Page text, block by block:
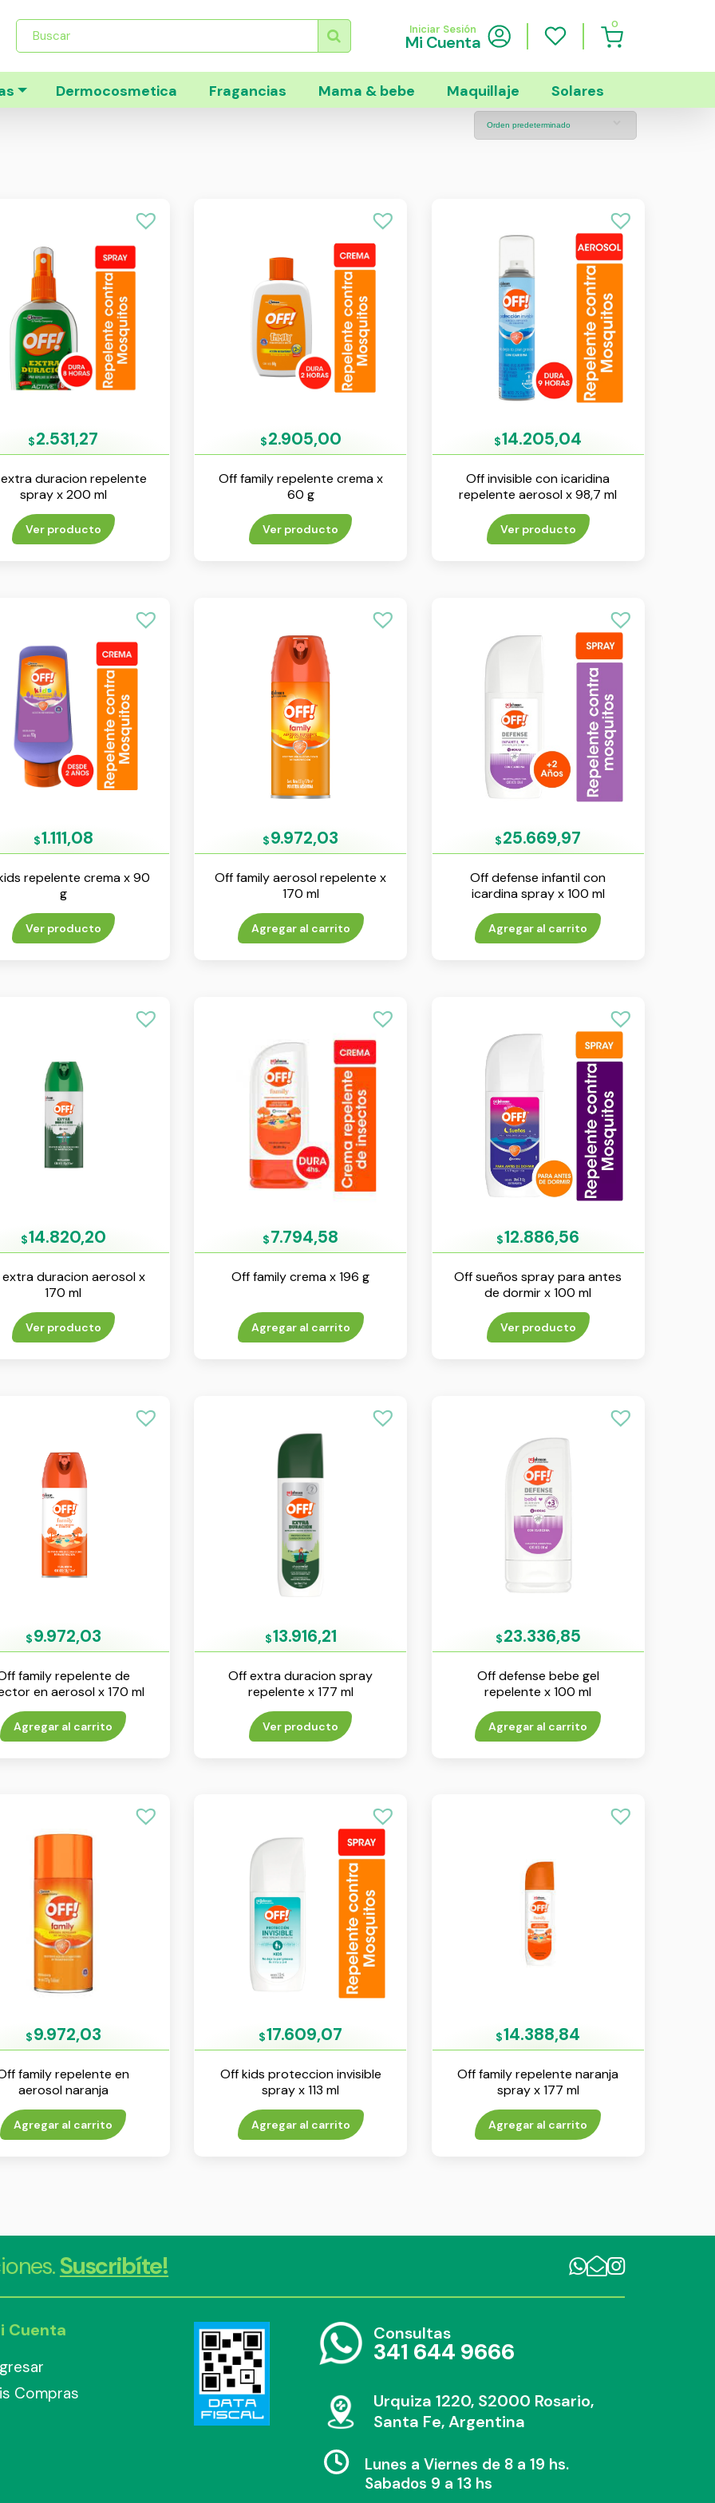
Búsqueda
productos
Iniciar Sesión
Mi Cuenta
0
Dermocosmetica Fragancias Mama & bebe Maquillaje Solares
$2.531,27
duracion repelente
spray x 200 ml
Ver producto
$2.905,00
Off family repelente crema x
60 g
Ver producto
$14.205,04
Off invisible con icaridina
repelente aerosol x 98,7 ml
Ver producto
$1.111,08
repelente crema x 90
g
Ver producto
$9.972,03
Off family aerosol repelente x
170 ml
Agregar al carrito
$25.669,97
Off defense infantil con
icardina spray x 100 ml
Agregar al carrito
$14.820,20
duracion aerosol x
170 ml
Ver producto
$7.794,58
Off family crema x 196 g
Agregar al carrito
$12.886,56
Off sueños spray para antes
de dormir x 100 ml
Ver producto
$9.972,03
family repelente de
en aerosol x 170 ml
Agregar al carrito
$13.916,21
Off extra duracion spray
repelente x 177 ml
Ver producto
$23.336,85
Off defense bebe gel
repelente x 100 ml
Agregar al carrito
$9.972,03
family repelente en
aerosol naranja
Agregar al carrito
$17.609,07
Off kids proteccion invisible
spray x 113 ml
Agregar al carrito
$14.388,84
Off family repelente naranja
spray x 177 ml
Agregar al carrito
Suscribíte!
Cuenta
Compras
Consultas
341 644 9666
Urquiza 1220, S2000 Rosario,
Santa Fe, Argentina
Lunes a Viernes de 8 a 19 hs.
Sabados 9 a 13 hs